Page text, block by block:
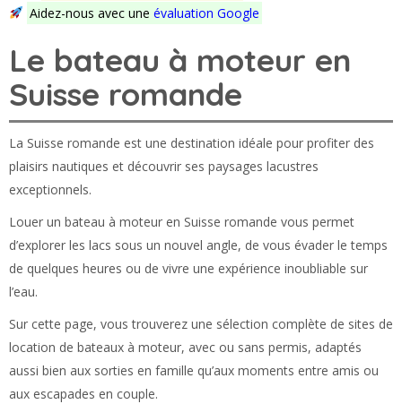
Aidez-nous avec une évaluation Google
Le bateau à moteur en
Suisse romande
La Suisse romande est une destination idéale pour profiter des
plaisirs nautiques et découvrir ses paysages lacustres
exceptionnels.
Louer un bateau à moteur en Suisse romande vous permet
d’explorer les lacs sous un nouvel angle, de vous évader le temps
de quelques heures ou de vivre une expérience inoubliable sur
l’eau.
Sur cette page, vous trouverez une sélection complète de sites de
location de bateaux à moteur, avec ou sans permis, adaptés
aussi bien aux sorties en famille qu’aux moments entre amis ou
aux escapades en couple.